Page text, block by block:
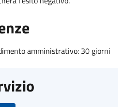
amministrativo: 30 giorni